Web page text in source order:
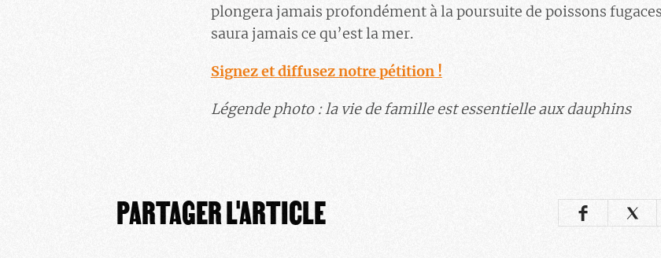
plongera jamais profondément à la poursuite de poissons
saura jamais ce qu’est la mer.
Signez et diffusez notre pétition !
Légende photo : la vie de famille est essentielle aux dauphins
PARTAGER L'ARTICLE